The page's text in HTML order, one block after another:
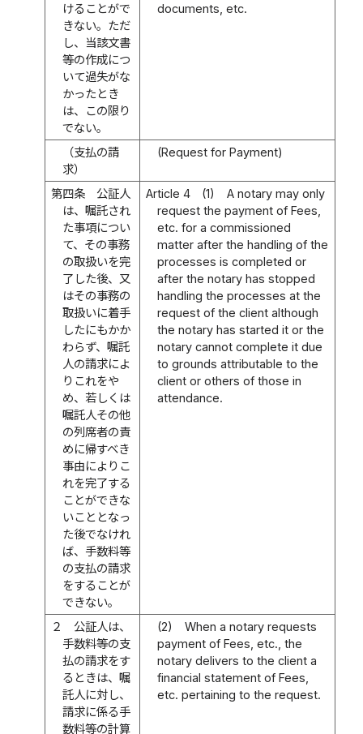
けることがで
きない。ただ
し、当該文書
等の作成につ
いて過失がな
かったとき
は、この限り
でない。
documents, etc.
（支払の請
求）
(Request for Payment)
第四条
公証人
は、嘱託され
た事項につい
て、その事務
の取扱いを完
了した後、又
はその事務の
取扱いに着手
したにもかか
わらず、嘱託
人の請求によ
りこれをや
め、若しくは
嘱託人その他
の列席者の責
めに帰すべき
事由によりこ
れを完了する
ことができな
いこととなっ
た後でなけれ
ば、手数料等
の支払の請求
をすることが
できない。
Article 4 (1)
A notary may only
request the payment of Fees,
etc. for a commissioned
matter after the handling of the
processes is completed or
after the notary has stopped
handling the processes at the
request of the client although
the notary has started it or the
notary cannot complete it due
to grounds attributable to the
client or others of those in
attendance.
２
公証人は、
手数料等の支
払の請求をす
るときは、嘱
託人に対し、
請求に係る手
数料等の計算
(2)
When a notary requests
payment of Fees, etc., the
notary delivers to the client a
financial statement of Fees,
etc. pertaining to the request.